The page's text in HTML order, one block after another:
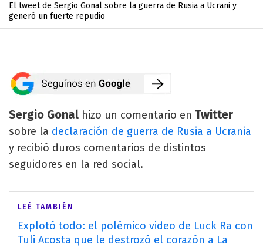
El tweet de Sergio Gonal sobre la guerra de Rusia a Ucrani y
generó un fuerte repudio
Sergio Gonal hizo un comentario en Twitter
sobre la declaración de guerra de Rusia a Ucrania
y recibió duros comentarios de distintos
seguidores en la red social.
LEÉ TAMBIÉN
Explotó todo: el polémico video de Luck Ra con
Tuli Acosta que le destrozó el corazón a La